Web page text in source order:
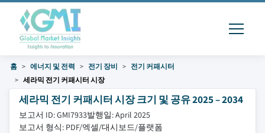
홈 에너지 및 전력 전기 장비
전기 커패시터
세라믹 전기 커패시터 시장
세라믹 전기 커패시터 시장 크기 및 공유 2025 – 2034
보고서 ID: GMI7933발행일: April 2025
보고서 형식: PDF/엑셀/대시보드/플랫폼